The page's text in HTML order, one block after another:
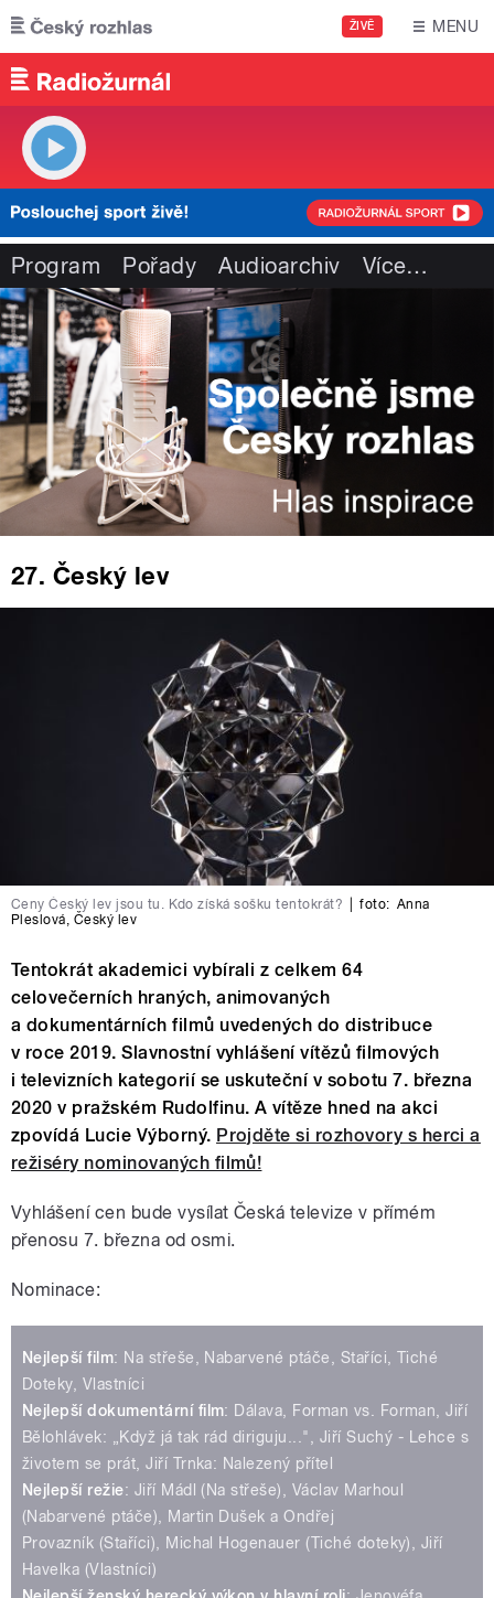
Přejít k hlavnímu obsahu
ŽIVĚ MENU
Program Pořady Audioarchiv Více…
27. Český lev
Ceny Český lev jsou tu. Kdo získá sošku tentokrát? foto: Anna
Pleslová Český lev
Tentokrát akademici vybírali z celkem 64
celovečerních hraných, animovaných
a dokumentárních filmů uvedených do distribuce
v roce 2019. Slavnostní vyhlášení vítězů filmových
i televizních kategorií se uskuteční v sobotu 7. března
2020 v pražském Rudolfinu. A vítěze hned na akci
zpovídá Lucie Výborný. Projděte si rozhovory s herci a
režiséry nominovaných filmů!
Vyhlášení cen bude vysílat Česká televize v přímém
přenosu 7. března od osmi.
Nominace:
Nejlepší film: Na střeše, Nabarvené ptáče, Staříci, Tiché
Doteky, Vlastníci
Nejlepší dokumentární film: Dálava, Forman vs. Forman, Jiří
Bělohlávek: „Když já tak rád diriguju...", Jiří Suchý - Lehce s
životem se prát, Jiří Trnka: Nalezený přítel
Nejlepší režie: Jiří Mádl (Na střeše), Václav Marhoul
(Nabarvené ptáče), Martin Dušek a Ondřej
Provazník (Staříci), Michal Hogenauer (Tiché doteky), Jiří
Havelka (Vlastníci)